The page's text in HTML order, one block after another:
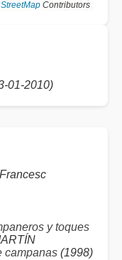
Contributors
01-2010)
y toques
campanas (1998)